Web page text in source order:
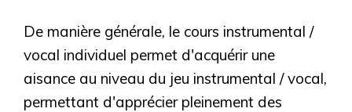
De manière générale, le cours instrumental /
vocal individuel permet d'acquérir une
aisance au niveau du jeu instrumental / vocal,
permettant d'apprécier pleinement des